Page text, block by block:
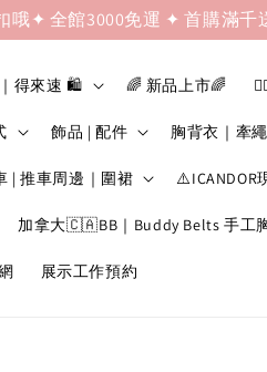
哦✦ 全館3000免運 ✦ 首購滿千
得來速 🛍️ 🌈 新品上市🌈
飾品 | 配件 胸背衣｜牽繩
| 推車周邊｜圍裙 ⚠️ICANDOR
加拿大🇨🇦BB｜Buddy Belts 手工
展示工作預約